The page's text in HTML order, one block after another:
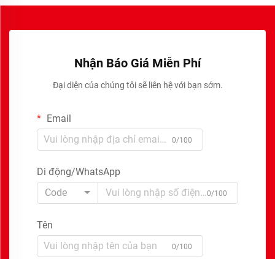
Nhận Báo Giá Miễn Phí
Đại diện của chúng tôi sẽ liên hệ với bạn sớm.
Email
0/100
Di động/WhatsApp
Code
0/100
Tên
0/100